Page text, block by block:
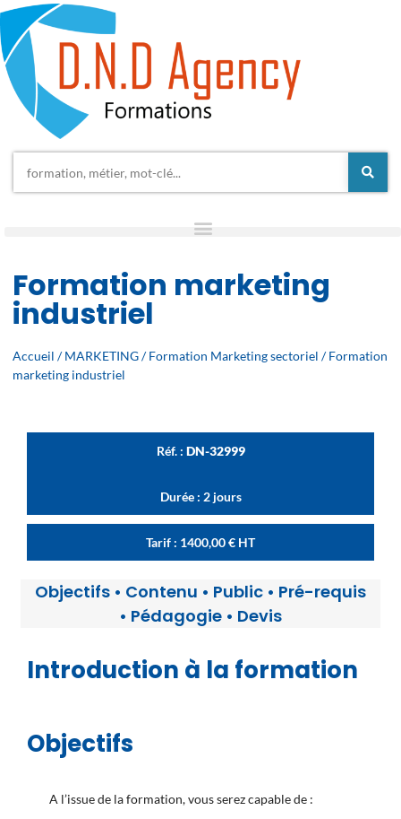
Formation marketing
industriel
Accueil /MARKETING/Formation Marketing sectoriel / Formation
marketing industriel
Réf. : DN-32999
Durée : 2 jours
Tarif : 1400,00€ HT
Objectifs • Contenu • Public • Pré-requis
• Pédagogie • Devis
Introduction à la formation
Objectifs
A l’issue de la formation, vous serez capable de :